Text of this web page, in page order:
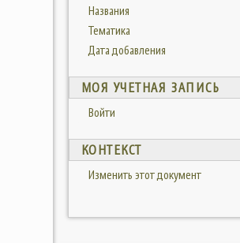
Названия
Тематика
Дата добавления
МОЯ УЧЕТНАЯ ЗАПИСЬ
Войти
КОНТЕКСТ
Изменить этот документ